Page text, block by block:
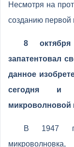
Несмотря на
созданию первой
8
запатентовал
данное
сегодня и
микроволновой
В 1947